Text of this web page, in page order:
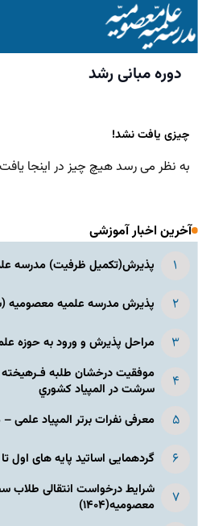
دوره مبانی رشد
چیزی یافت نشد!
به نظر می رسد هیچ چیز در اینجا
آخرین اخبار آموزشی
پذیرش(تکمیل ظرفیت) مدرسه
پذیرش مدرسه علمیه معصومیه‌
مراحل پذیرش و ورود به حوزه
موفقیت درخشان طلبه
سرشت در المپياد كشوري
معرفی نفرات برتر المپیاد علمی
گردهمایی اساتید پایه های اول
شرایط درخواست انتقالی
معصومیه(۱۴۰۴)